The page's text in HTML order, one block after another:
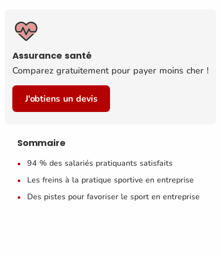
Assurance santé
Comparez gratuitement pour payer moins cher !
J'obtiens un devis
Sommaire
94 % des salariés pratiquants satisfaits
Les freins à la pratique sportive en entreprise
Des pistes pour favoriser le sport en entreprise